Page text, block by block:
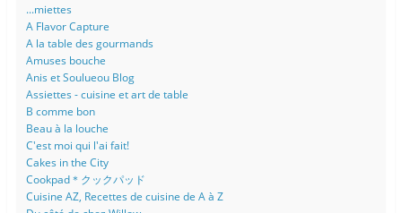
...miettes
A Flavor Capture
A la table des gourmands
Amuses bouche
Anis et Soulueou Blog
Assiettes - cuisine et art de table
B comme bon
Beau à la louche
C'est moi qui l'ai fait!
Cakes in the City
Cookpad＊クックパッド
Cuisine AZ, Recettes de cuisine de A à Z